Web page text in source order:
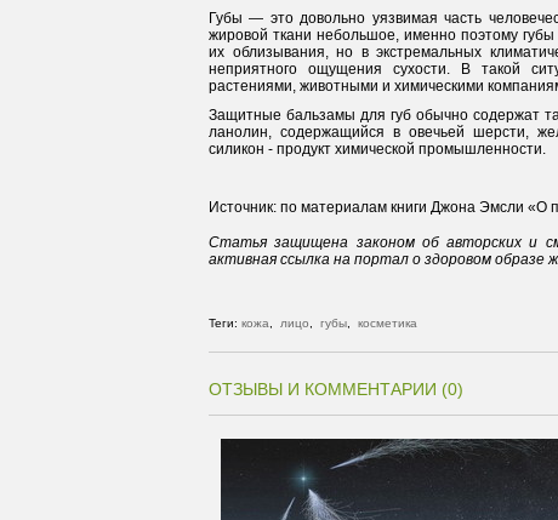
Губы — это довольно уязвимая часть
жировой ткани небольшое, именно поэтому губы
их облизывания, но в экстремальных
неприятного ощущения сухости. В такой
растениями, животными и химическими
Защитные бальзамы для губ обычно содержат
ланолин, содержащийся в овечьей шерсти,
силикон - продукт химической промышленности.
Источник: по материалам книги Джона Эмсли «О
Статья защищена законом об авторских и
активная ссылка на портал о здоровом образе
Теги: кожа лицо губы косметика
ОТЗЫВЫ И КОММЕНТАРИИ (0)